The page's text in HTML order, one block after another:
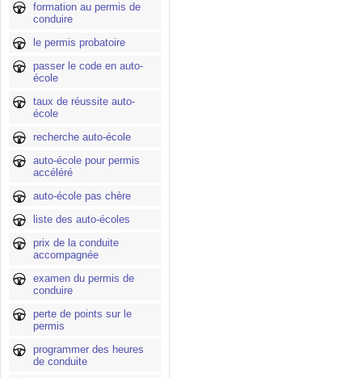
formation au permis de
conduire
le permis probatoire
passer le code en auto-
école
taux de réussite auto-
école
recherche auto-école
auto-école pour permis
accéléré
auto-école pas chère
liste des auto-écoles
prix de la conduite
accompagnée
examen du permis de
conduire
perte de points sur le
permis
programmer des heures
de conduite